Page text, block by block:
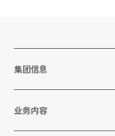
集团信息
业务内容